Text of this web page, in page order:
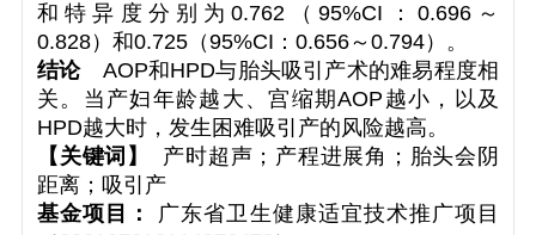
和特异度分别为0.762（95%CI ：0.696～
0.828）和0.725（95%CI ：0.656～0.794）。
结论AOP和HPD与胎头吸引产术的难易程度相
关。当产妇年龄越大、宫缩期AOP越小，以及
HPD越大时，发生困难吸引产的风险越高。
【关键词】
产时超声；产程进展角；胎头会阴
距离；吸引产
基金项目：
广东省卫生健康适宜技术推广项目